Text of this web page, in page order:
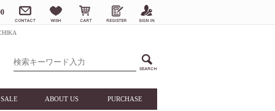
SALE ABOUT US PURCHASE